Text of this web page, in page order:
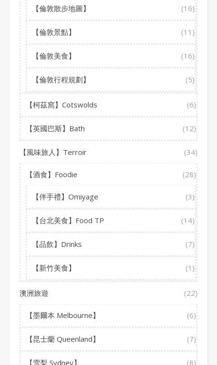
【倫敦散步地圖】 (16)
【倫敦景點】 (11)
【倫敦美食】 (16)
【倫敦行程規劃】 (5)
【柯茲窩】Cotswolds (6)
【英國巴斯】Bath (12)
【風味旅人】Terroir (34)
【酒食】Foodie (28)
【伴手禮】Omiyage (3)
【台北美食】Food TP (14)
【品飲】Drinks (7)
【新竹美食】 (1)
澳洲旅遊 (22)
【墨爾本 Melbourne】 (6)
【昆士蘭 Queenland】 (7)
【雪梨 Sydney】 (8)